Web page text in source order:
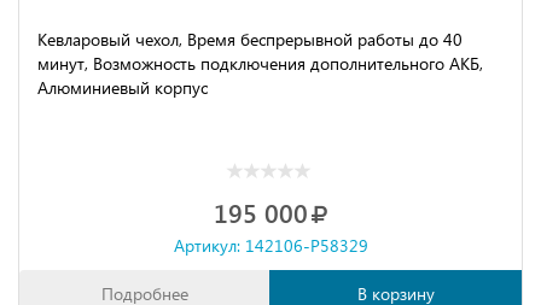
Кевларовый чехол, Время беспрерывной работы до 40
минут, Возможность подключения дополнительного АКБ,
Алюминиевый корпус
195 000
Артикул: 142106-P58329
Подробнее В корзину